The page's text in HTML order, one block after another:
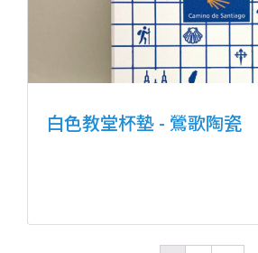
白色教堂杯墊 - 鶯歌陶瓷